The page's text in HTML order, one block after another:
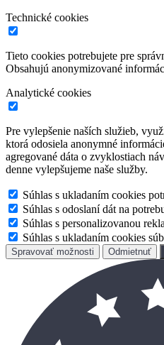
Technické cookies
Tieto cookies potrebujete pre
Obsahujú anonymizované
Analytické cookies
Pre vylepšenie naších služieb,
ktorá odosiela anonymné
agregované dáta o zvyklostiach
denne vylepšujeme naše služby.
Súhlas s ukladaním cookies
Súhlas s odoslaní dát na
Súhlas s personalizovanou
Súhlas s ukladaním cookies
Spravovať možnosti Odmietnuť